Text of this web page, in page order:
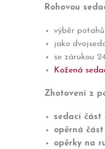
Rohovou
výběr
jako
se zárukou
Kožená
Zhotovení z
sedací část
opěrná část
opěrky na